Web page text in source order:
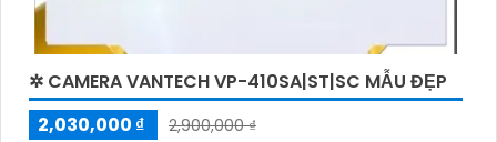
✲ CAMERA VANTECH VP-410SA|ST|SC MẪU ĐẸP
2,030,000 ₫
2,900,000 ₫